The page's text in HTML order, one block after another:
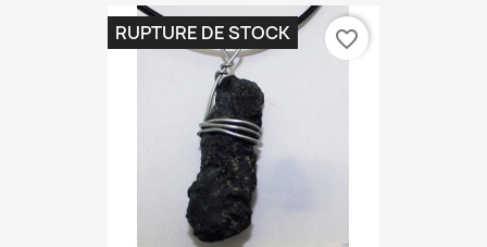
RUPTURE DE STOCK favorite_border